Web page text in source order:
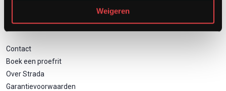
Weigeren
Direct naar
Contact
Boek een proefrit
Over Strada
Garantievoorwaarden